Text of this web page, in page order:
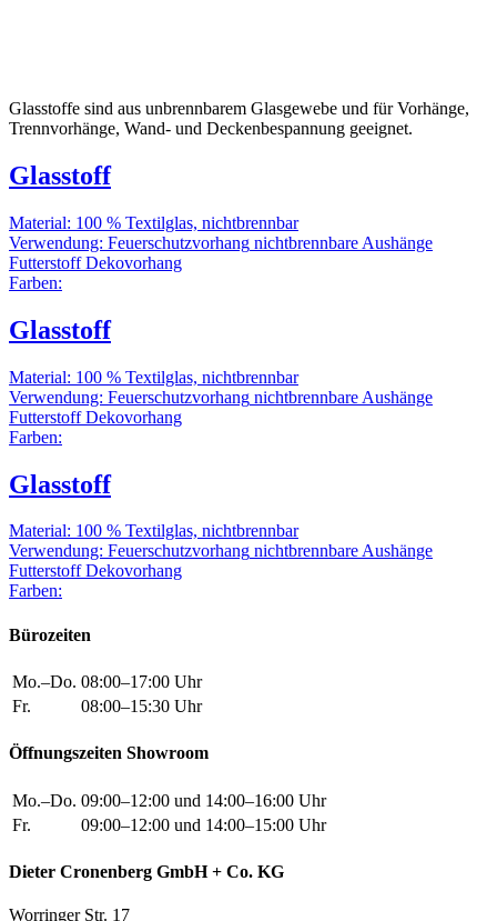
Glasstoffe sind aus unbrennbarem Glasgewebe und für Vorhänge,
Trennvorhänge, Wand- und Deckenbespannung geeignet.
Glasstoff
Material: 100 % Textilglas, nichtbrennbar
Verwendung: Feuerschutzvorhang nichtbrennbare Aushänge
Futterstoff Dekovorhang
Farben:
Glasstoff
Material: 100 % Textilglas, nichtbrennbar
Verwendung: Feuerschutzvorhang nichtbrennbare Aushänge
Futterstoff Dekovorhang
Farben:
Glasstoff
Material: 100 % Textilglas, nichtbrennbar
Verwendung: Feuerschutzvorhang nichtbrennbare Aushänge
Futterstoff Dekovorhang
Farben:
Bürozeiten
Mo.–Do. 08:00–17:00 Uhr
Fr.
08:00–15:30 Uhr
Öffnungszeiten Showroom
Mo.–Do. 09:00–12:00 und 14:00–16:00 Uhr
Fr.
09:00–12:00 und 14:00–15:00 Uhr
Dieter Cronenberg GmbH + Co. KG
Worringer Str. 17